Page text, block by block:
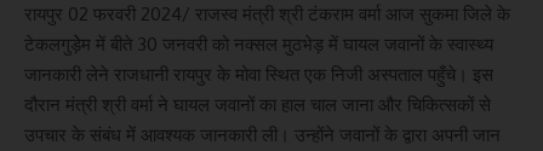
रायपुर 02 फरवरी 2024/ राजस्व मंत्री श्री टंकराम वर्मा आज सुकमा जिले के
टेकलगुड़ेेम में बीते 30 जनवरी को नक्सल मुठभेड़ में घायल जवानों के स्वास्थ्य
जानकारी लेने राजधानी रायपुर के मोवा स्थित एक निजी अस्पताल पहुँचे। इस
दौरान मंत्री श्री वर्मा ने घायल जवानों का हाल चाल जाना और चिकित्सकों से
उपचार के संबंध में आवश्यक जानकारी ली। उन्होंने जवानों के द्वारा अपनी जान